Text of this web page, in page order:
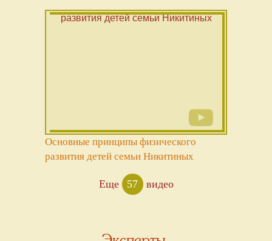
Основные принципы физического
развития детей семьи Никитиных
Еще 57 видео